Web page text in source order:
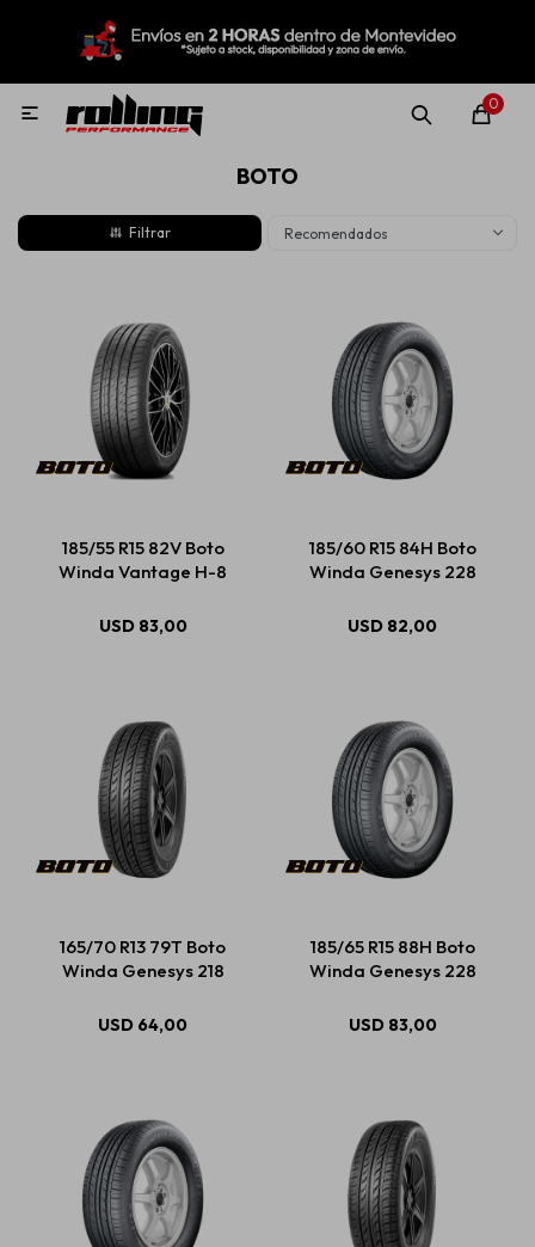
0

BOTO
Recomendados
185/55 R15 82V Boto
Winda Vantage H-8
USD 83,00
185/60 R15 84H Boto
Winda Genesys 228
USD 82,00
165/70 R13 79T Boto
Winda Genesys 218
USD 64,00
185/65 R15 88H Boto
Winda Genesys 228
USD 83,00
MI CUENTA
Nuevo! Rolling Repuestos
Lubricantes
Aditivos
Estética automotriz
Baterías
Repuestos
Servicios